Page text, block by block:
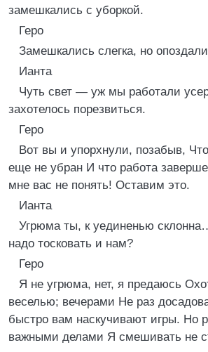
замешкались с уборкой.
Геро
Замешкались слегка, но
Ианта
Чуть свет — уж мы работали
захотелось порезвиться.
Геро
Вот вы и упорхнули, позабыв,
еще не убран И что работа
мне вас не понять! Оставим это.
Ианта
Угрюма ты, к уединенью
надо тосковать и нам?
Геро
Я не угрюма, нет, я предаюсь
веселью; вечерами Не раз
быстро вам наскучивают игры. Но
важными делами Я смешивать не